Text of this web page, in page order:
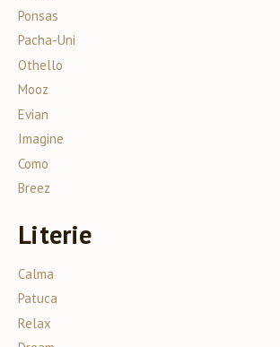
Ponsas
Pacha-Uni
Othello
Mooz
Evian
Imagine
Como
Breez
Literie
Calma
Patuca
Relax